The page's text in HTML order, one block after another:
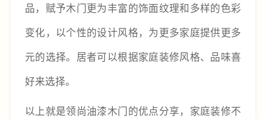
品，赋予木门更为丰富的饰面纹理和多样的色彩
变化，以个性的设计风格，为更多家庭提供更多
元的选择。居者可以根据家庭装修风格、品味喜
好来选择。
以上就是领尚油漆木门的优点分享，家庭装修不